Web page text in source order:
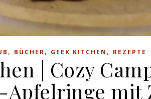
, BÜCHER, GEEK KITCHEN , REZEPTE
| Cozy
Apfelringe mit